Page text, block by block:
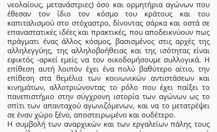
νεολαίους, μετανάστριες) όσο και ορμητήρια αγώνων που
έθεσαν τον ίδιο τον κόσμο του κράτους και του
καπιταλισμού στο στόχαστρο, δίνοντας σάρκα και οστά σε
επαναστατικές ιδέες και πρακτικές, που αποδεικνύουν πως
πράγματι ένας άλλος κόσμος, βασισμένος στις αρχές της
αλληλεγγύης, της αλληλοβοήθειας και της ισότητας είναι
εφικτός -αρκεί εμείς να τον οικοδομήσουμε συλλογικά. Η
επίθεση αυτή λοιπόν έχει ένα πολύ βαθύτερο αίτιο, την
επίθεση στα θεμέλια των κοινωνικών αντιστάσεων και
κινημάτων, αλλοτριώνοντας το ρόλο που έχει παίξει το
πανεπιστήμιο στην σύγχρονη ιστορία των αγώνων ως το
σπίτι των απανταχού αγωνιζόμενων, και να το μετατρέψει
σε έναν χώρο ξένο, αποστειρωμένο και ουδέτερο.
Η συμβολή των αναρχικών και των εργαλείων πάλης τους